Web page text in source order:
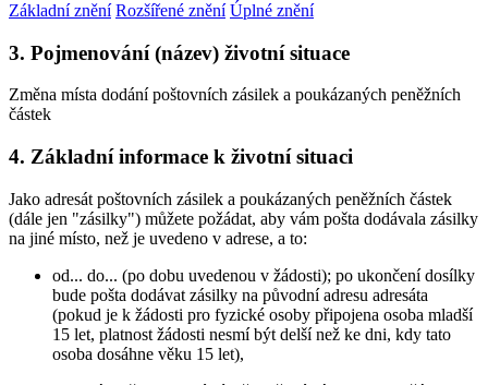
Základní znění Rozšířené znění Úplné znění
3. Pojmenování (název) životní situace
Změna místa dodání poštovních zásilek a poukázaných peněžních
částek
4. Základní informace k životní situaci
Jako adresát poštovních zásilek a poukázaných peněžních částek
(dále jen "zásilky") můžete požádat, aby vám pošta dodávala zásilky
na jiné místo, než je uvedeno v adrese, a to:
od... do... (po dobu uvedenou v žádosti); po ukončení dosílky
bude pošta dodávat zásilky na původní adresu adresáta
(pokud je k žádosti pro fyzické osoby připojena osoba mladší
15 let, platnost žádosti nesmí být delší než ke dni, kdy tato
osoba dosáhne věku 15 let),